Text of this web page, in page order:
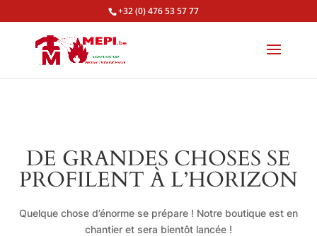
+32 (0) 476 53 57 77
DE GRANDES CHOSES SE
PROFILENT À L’HORIZON
Quelque chose d’énorme se prépare ! Notre boutique est en
chantier et sera bientôt lancée !